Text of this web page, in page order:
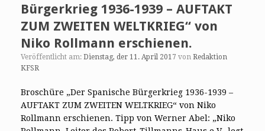
Bürgerkrieg 1936-1939 – AUFTAKT
ZUM ZWEITEN WELTKRIEG“ von
Niko Rollmann erschienen.
Veröffentlicht am: Dienstag, der 11. April 2017 von Redaktion
KFSR
Broschüre „Der Spanische Bürgerkrieg 1936-1939 –
AUFTAKT ZUM ZWEITEN WELTKRIEG“ von Niko
Rollmann erschienen. Tipp von Werner Abel: „Niko